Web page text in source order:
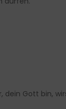
dein Gott bin,